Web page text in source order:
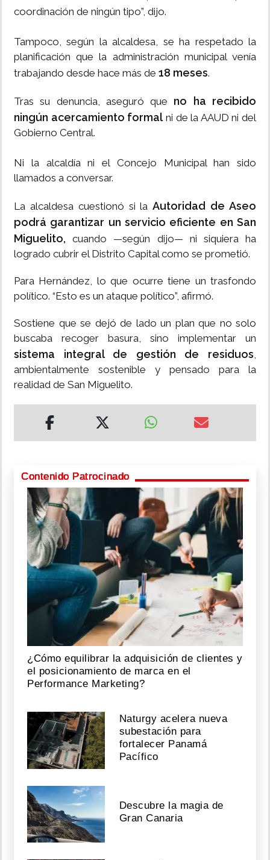
coordinación de ningún tipo”, dijo.
Tampoco, según la alcaldesa, se ha respetado la
planificación que la administración municipal venía
trabajando desde hace más de 18 meses.
Tras su denuncia, aseguró que no ha recibido
ningún acercamiento formalni de la AAUD ni del
Gobierno Central.
Ni la alcaldía ni el Concejo Municipal han sido
llamados a conversar.
La alcaldesa cuestionó si laAutoridad de Aseo
podrá garantizar un servicio eficiente en San
Miguelito, cuando —según dijo— ni siquiera ha
logrado cubrir el Distrito Capital como se prometió.
Para Hernández, lo que ocurre tiene un trasfondo
político. “Esto es un ataque político”, afirmó.
Sostiene que se dejó de lado un plan que no solo
buscaba recoger basura, sino implementar un
sistema integral de gestión de residuos,
ambientalmente sostenible y pensado para la
realidad de San Miguelito.
Contenido Patrocinado
¿Cómo equilibrar la adquisición de clientes y
el posicionamiento de marca en el
Performance Marketing?
Naturgy acelera nueva
subestación para
fortalecer Panamá
Pacífico
Descubre la magia de
Gran Canaria